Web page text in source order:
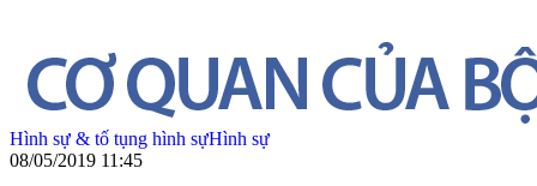
Hình sự & tố tụng hình sựHình sự
08/05/2019 11:45